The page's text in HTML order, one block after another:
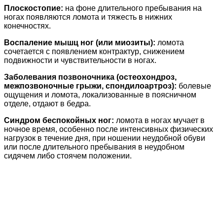
Плоскостопие: на фоне длительного пребывания на
ногах появляются ломота и тяжесть в нижних
конечностях.
Воспаление мышц ног (или миозиты): ломота
сочетается с появлением контрактур, снижением
подвижности и чувствительности в ногах.
Заболевания позвоночника (остеохондроз,
межпозвоночные грыжи, спондилоартроз): болевые
ощущения и ломота, локализованные в поясничном
отделе, отдают в бедра.
Синдром беспокойных ног: ломота в ногах мучает в
ночное время, особенно после интенсивных физических
нагрузок в течение дня, при ношении неудобной обуви
или после длительного пребывания в неудобном
сидячем либо стоячем положении.